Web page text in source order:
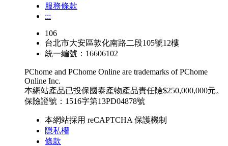
服務條款
:::
106
台北市大安區敦化南路二段105號12樓
統一編號：16606102
PChome and PChome Online are trademarks of PChome
Online Inc.
本網站產品已投保國泰產物產品責任險$250,000,000元。
保險證號：1516字第13PD04878號
本網站採用 reCAPTCHA 保護機制
隱私權
條款